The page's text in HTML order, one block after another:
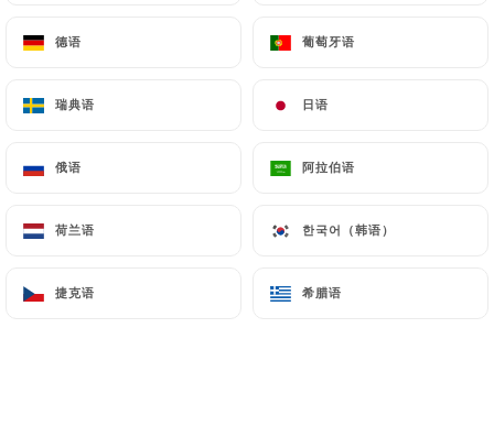
德语 葡萄牙语
瑞典语 日语
俄语 阿拉伯语
荷兰语 한국어（韩语）
捷克语 希腊语
德语 葡萄牙语
瑞典语 日语
俄语 阿拉伯语
荷兰语 한국어（韩语）
捷克语 希腊语